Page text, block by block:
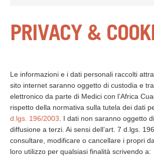
PRIVACY &
Le informazioni e i dati personali raccolti
sito internet saranno oggetto di custodia e
elettronico da parte di Medici con l’Africa
rispetto della normativa sulla tutela dei dati
d.lgs. 196/2003 . I dati non saranno oggetto
diffusione a terzi. Ai sensi dell’art. 7 d.lgs.
consultare, modificare o cancellare i propri
loro utilizzo per qualsiasi finalità scrivendo a: